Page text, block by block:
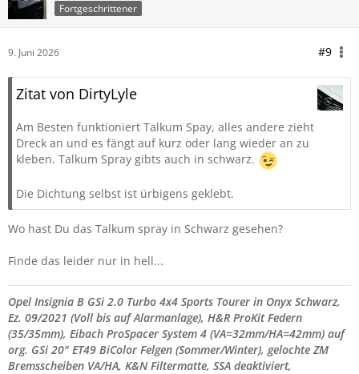
Fortgeschrittener
9. Juni 2026 #9
Zitat von DirtyLyle
Am Besten funktioniert Talkum Spay, alles andere zieht
Dreck an und es fängt auf kurz oder lang wieder an zu
kleben. Talkum Spray gibts auch in schwarz.
Die Dichtung selbst ist ürbigens geklebt.
Wo hast Du das Talkum spray in Schwarz gesehen?
Finde das leider nur in hell...
Opel Insignia B GSi 2.0 Turbo 4x4 Sports Tourer in Onyx Schwarz,
Ez. 09/2021 (Voll bis auf Alarmanlage), H&R ProKit Federn
(35/35mm), Eibach ProSpacer System 4 (VA=32mm/HA=42mm) auf
org. GSi 20" ET49 BiColor Felgen (Sommer/Winter), gelochte ZM
Bremsscheiben VA/HA, K&N Filtermatte, SSA deaktiviert,